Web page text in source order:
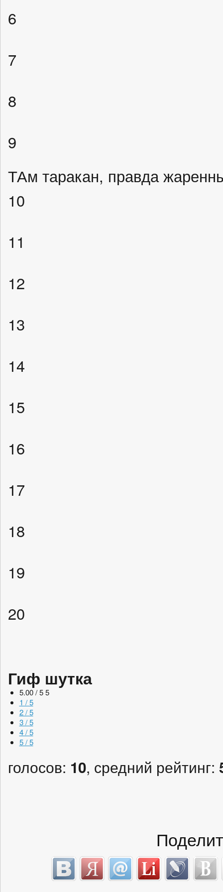
6
7
8
9
ТАм таракан, правда
10
11
12
13
14
15
16
17
18
19
20
Гиф шутка
5.00 / 5 5
1 / 5
2 / 5
3 / 5
4 / 5
5 / 5
голосов: 10, средний рейтинг: